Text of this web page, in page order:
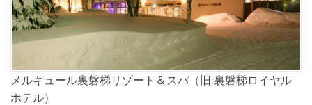
メルキュール裏磐梯リゾート＆スパ（旧 裏磐梯ロイヤル
ホテル）